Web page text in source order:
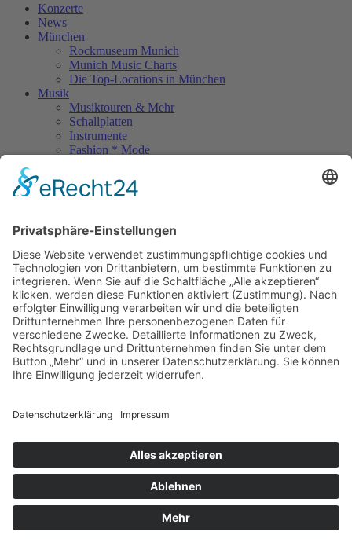
Konzerte
News
München
Rockmuseum Munich
Munich Music Charts
Die Top-Locations in München
Musik
Musiktouren & Mehr
Schallplatten
Instrumente
Fashion * Mode
Rock Memories II
Stones Day München
Unerhört
The Lost 80s Tapes
Über uns
Kontakt
Neueste Beiträge
Bewerbt euch für „Hard Rock Rising“!
Act des Monats: MondWild
Münchner Open Air Sommer: Konzerte in der Residenz
Kulturfestival Gräfelfing – 4 Tage Musik & Gemeinschaft
News
Kontakt
Impressum